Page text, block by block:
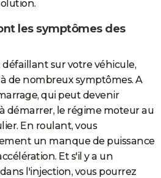
les symptômes des
sur votre véhicule,
de nombreux symptômes. A
qui peut devenir
démarrer, le régime moteur au
En roulant, vous
un manque de puissance
Et s'il y a un
l'injection, vous pourrez